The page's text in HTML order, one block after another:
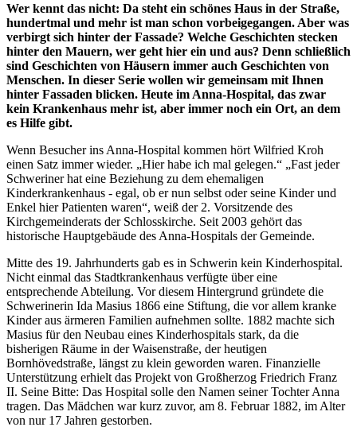
Wer kennt das nicht: Da steht ein schönes Haus in der Straße,
hundertmal und mehr ist man schon vorbeigegangen. Aber was
verbirgt sich hinter der Fassade? Welche Geschichten stecken
hinter den Mauern, wer geht hier ein und aus? Denn schließlich
sind Geschichten von Häusern immer auch Geschichten von
Menschen. In dieser Serie wollen wir gemeinsam mit Ihnen
hinter Fassaden blicken. Heute im Anna-Hospital, das zwar
kein Krankenhaus mehr ist, aber immer noch ein Ort, an dem
es Hilfe gibt.
Wenn Besucher ins Anna-Hospital kommen hört Wilfried Kroh
einen Satz immer wieder. „Hier habe ich mal gelegen.“ „Fast jeder
Schweriner hat eine Beziehung zu dem ehemaligen
Kinderkrankenhaus - egal, ob er nun selbst oder seine Kinder und
Enkel hier Patienten waren“, weiß der 2. Vorsitzende des
Kirchgemeinderats der Schlosskirche. Seit 2003 gehört das
historische Hauptgebäude des Anna-Hospitals der Gemeinde.
Mitte des 19. Jahrhunderts gab es in Schwerin kein Kinderhospital.
Nicht einmal das Stadtkrankenhaus verfügte über eine
entsprechende Abteilung. Vor diesem Hintergrund gründete die
Schwerinerin Ida Masius 1866 eine Stiftung, die vor allem kranke
Kinder aus ärmeren Familien aufnehmen sollte. 1882 machte sich
Masius für den Neubau eines Kinderhospitals stark, da die
bisherigen Räume in der Waisenstraße, der heutigen
Bornhövedstraße, längst zu klein geworden waren. Finanzielle
Unterstützung erhielt das Projekt von Großherzog Friedrich Franz
II. Seine Bitte: Das Hospital solle den Namen seiner Tochter Anna
tragen. Das Mädchen war kurz zuvor, am 8. Februar 1882, im Alter
von nur 17 Jahren gestorben.